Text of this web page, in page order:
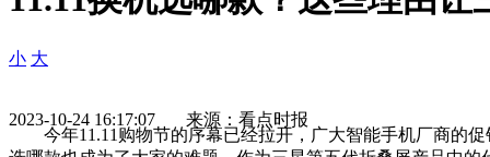
小 大
2023-10-24 16:17:07 来源：看点时报
今年11.11购物节的序幕已经拉开，广大智能手机厂商的